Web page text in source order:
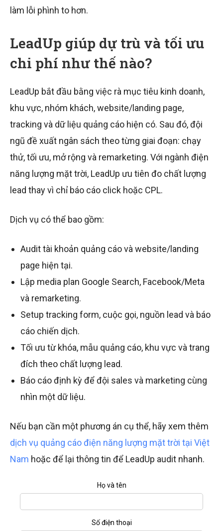
làm lỗi phình to hơn.
LeadUp giúp dự trù và tối ưu
chi phí như thế nào?
LeadUp bắt đầu bằng việc rà mục tiêu kinh doanh,
khu vực, nhóm khách, website/landing page,
tracking và dữ liệu quảng cáo hiện có. Sau đó, đội
ngũ đề xuất ngân sách theo từng giai đoạn: chạy
thử, tối ưu, mở rộng và remarketing. Với ngành điện
năng lượng mặt trời, LeadUp ưu tiên đo chất lượng
lead thay vì chỉ báo cáo click hoặc CPL.
Dịch vụ có thể bao gồm:
Audit tài khoản quảng cáo và website/landing
page hiện tại.
Lập media plan Google Search, Facebook/Meta
và remarketing.
Setup tracking form, cuộc gọi, nguồn lead và báo
cáo chiến dịch.
Tối ưu từ khóa, mẫu quảng cáo, khu vực và trang
đích theo chất lượng lead.
Báo cáo định kỳ để đội sales và marketing cùng
nhìn một dữ liệu.
Nếu bạn cần một phương án cụ thể, hãy xem thêm
dịch vụ quảng cáo điện năng lượng mặt trời tại Việt
Nam hoặc để lại thông tin để LeadUp audit nhanh.
Họ và tên
Số điện thoại